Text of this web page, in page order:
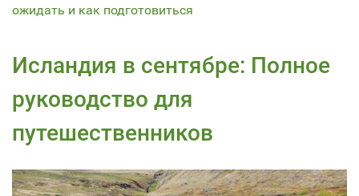
ожидать и как подготовиться
Исландия в сентябре: Полное
руководство для
путешественников